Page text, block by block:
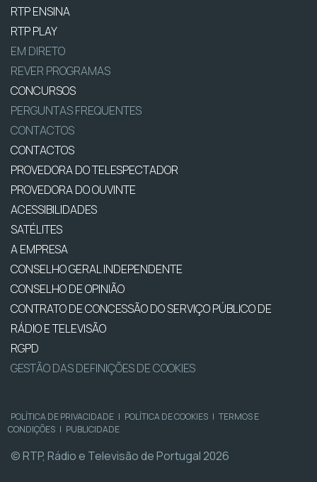
RTP ENSINA
RTP PLAY
EM DIRETO
REVER PROGRAMAS
CONCURSOS
PERGUNTAS FREQUENTES
CONTACTOS
CONTACTOS
PROVEDORA DO TELESPECTADOR
PROVEDORA DO OUVINTE
ACESSIBILIDADES
SATÉLITES
A EMPRESA
CONSELHO GERAL INDEPENDENTE
CONSELHO DE OPINIÃO
CONTRATO DE CONCESSÃO DO SERVIÇO PÚBLICO DE
RÁDIO E TELEVISÃO
RGPD
GESTÃO DAS DEFINIÇÕES DE COOKIES
POLÍTICA DE PRIVACIDADE | POLÍTICA DE COOKIES | TERMOS E
CONDIÇÕES | PUBLICIDADE
© RTP, Rádio e Televisão de Portugal 2026